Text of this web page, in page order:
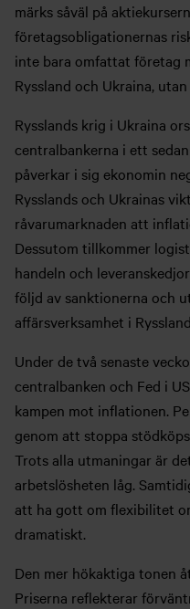
märks såväl på
företagsobligationernas
inte bara omfattat företag
Ryssland och Ukraina,
Rysslands krig i Ukraina
centralbankerna i ett
påverkar i sig ekonomin
Rysslands och Ukrainas
råvarumarknaden att
Dessutom tillkommer
handeln och
följd av sanktionerna och
affärsverksamhet i
Under de två senaste
centralbanken och Fed i
kampen mot inflationen.
genom att stoppa
Trots alla utmaningar är
arbetslösheten låg.
att ha gott om flexibilitet
dramatiskt.
Den mer hökaktiga tonen
Priserna reflekterar